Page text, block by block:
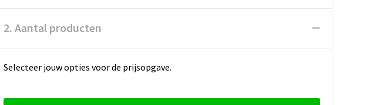
2. Aantal producten
Selecteer jouw opties voor de prijsopgave.